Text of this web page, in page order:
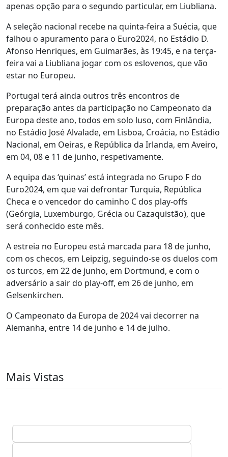
apenas opção para o segundo particular, em Liubliana.
A seleção nacional recebe na quinta-feira a Suécia, que
falhou o apuramento para o Euro2024, no Estádio D.
Afonso Henriques, em Guimarães, às 19:45, e na terça-
feira vai a Liubliana jogar com os eslovenos, que vão
estar no Europeu.
Portugal terá ainda outros três encontros de
preparação antes da participação no Campeonato da
Europa deste ano, todos em solo luso, com Finlândia,
no Estádio José Alvalade, em Lisboa, Croácia, no Estádio
Nacional, em Oeiras, e República da Irlanda, em Aveiro,
em 04, 08 e 11 de junho, respetivamente.
A equipa das ‘quinas’ está integrada no Grupo F do
Euro2024, em que vai defrontar Turquia, República
Checa e o vencedor do caminho C dos play-offs
(Geórgia, Luxemburgo, Grécia ou Cazaquistão), que
será conhecido este mês.
A estreia no Europeu está marcada para 18 de junho,
com os checos, em Leipzig, seguindo-se os duelos com
os turcos, em 22 de junho, em Dortmund, e com o
adversário a sair do play-off, em 26 de junho, em
Gelsenkirchen.
O Campeonato da Europa de 2024 vai decorrer na
Alemanha, entre 14 de junho e 14 de julho.
Mais Vistas